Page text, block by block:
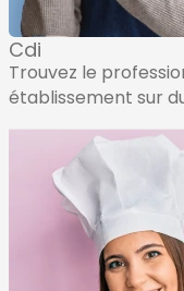
Cdi
Trouvez le
établissement sur